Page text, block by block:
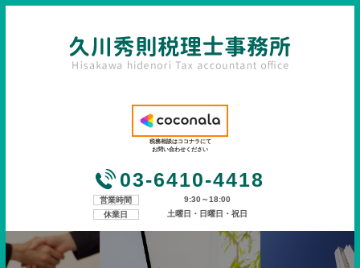
税務相談はココナラにて
お問い合わせください
03-6410-4418
営業時間
9:30～18:00
休業日
土曜日・日曜日・祝日